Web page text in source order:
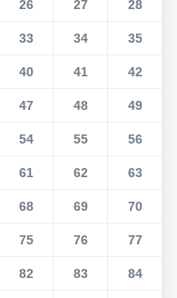
26 27 28
33 34 35
40 41 42
47 48 49
54 55 56
61 62 63
68 69 70
75 76 77
82 83 84